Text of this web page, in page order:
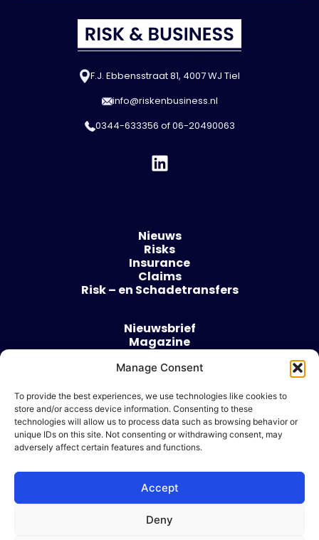
Manage Consent
To provide the best experiences, we use technologies like cookies to
store and/or access device information. Consenting to these
technologies will allow us to process data such as browsing behavior or
unique IDs on this site. Not consenting or withdrawing consent, may
adversely affect certain features and functions.
Accept
Deny
F.J. Ebbensstraat 81, 4007 WJ Tiel
info@riskenbusiness.nl
0344-633356 of06-20490063
Nieuws
Risks
Insurance
Claims
Risk – en Schadetransfers
Nieuwsbrief
Magazine
Over
Algemene voorwaarden
Cookie beleid
Ik wil adverteren